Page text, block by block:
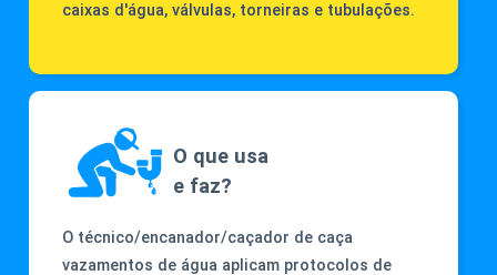
caixas d'água, válvulas, torneiras e tubulações.
O que usa
e faz?
O técnico/encanador/caçador de caça
vazamentos de água aplicam protocolos de